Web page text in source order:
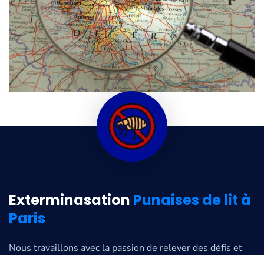
Exterminasation Punaises de lit à
Paris
Nous travaillons avec la passion de relever des défis et